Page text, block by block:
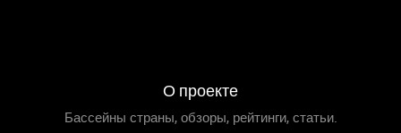
О проекте
Бассейны страны, обзоры, рейтинги, статьи.